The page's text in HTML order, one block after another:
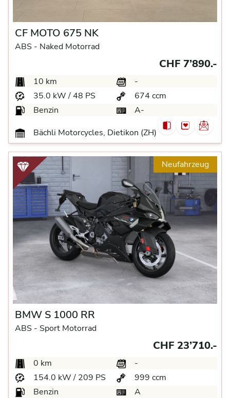
CF MOTO 675 NK
ABS - Naked Motorrad
CHF 7’890.-
10 km
-
35.0 kW / 48 PS
674 ccm
Benzin
A-
Bächli Motorcycles, Dietikon (ZH)
Neufahrzeug
BMW S 1000 RR
ABS - Sport Motorrad
CHF 23’710.-
0 km
-
154.0 kW / 209 PS
999 ccm
Benzin
A